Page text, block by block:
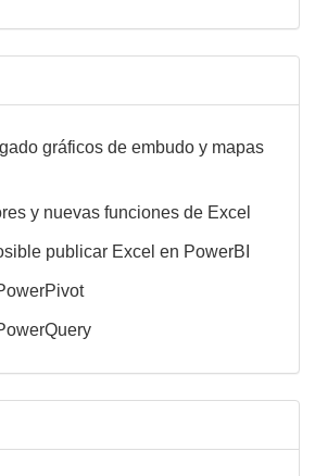
gráficos de embudo y mapas
y nuevas funciones de Excel
publicar Excel en PowerBI